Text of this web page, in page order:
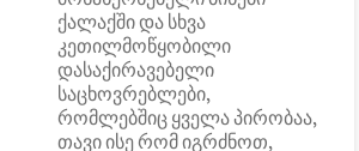
ქალაქში და სხვა
კეთილმოწყობილი
დასაქირავებელი
საცხოვრებლები,
რომლებშიც ყველა პირობაა,
თავი ისე რომ იგრძნოთ,